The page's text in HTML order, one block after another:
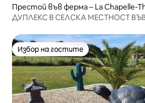
Престой във ферма – La Chapelle-
lt
ДУПЛЕКС В СЕЛСКА МЕСТНОСТ
Избор на гостите
Избор на гостите